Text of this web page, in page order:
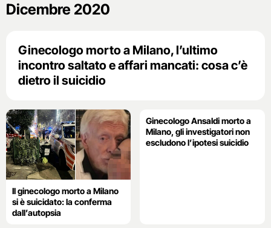
Dicembre 2020
Ginecologo morto a Milano, l’ultimo
incontro saltato e affari mancati: cosa c’è
dietro il suicidio
Il ginecologo morto a Milano
si è suicidato: la conferma
dall’autopsia
Ginecologo Ansaldi morto a
Milano, gli investigatori non
escludono l’ipotesi suicidio